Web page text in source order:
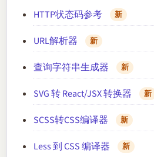
HTTP状态码参考 新
URL解析器 新
查询字符串生成器 新
SVG 转 React/JSX 转换器 新
SCSS转CSS编译器 新
Less 到 CSS 编译器 新